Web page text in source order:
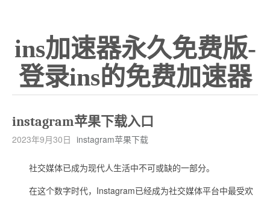
ins加速器永久免费版-
登录ins的免费加速器
instagram苹果下载入口
2023年9月30日 instagram苹果下载
社交媒体已成为现代人生活中不可或缺的一部分。
在这个数字时代，Instagram已经成为社交媒体平台中最受欢